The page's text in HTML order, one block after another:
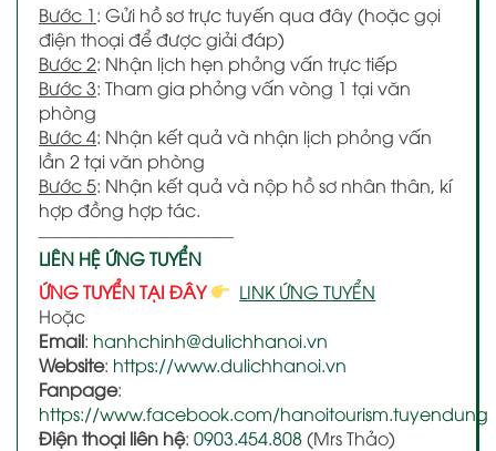
Bước 1: Gửi hồ sơ trực tuyến qua đây (hoặc gọi
điện thoại để được giải đáp)
Bước 2: Nhận lịch hẹn phỏng vấn trực tiếp
Bước 3: Tham gia phỏng vấn vòng 1 tại văn
phòng
Bước 4: Nhận kết quả và nhận lịch phỏng vấn
lần 2 tại văn phòng
Bước 5: Nhận kết quả và nộp hồ sơ nhân thân, kí
hợp đồng hợp tác.
———————————
LIÊN HỆ ỨNG TUYỂN
ỨNG TUYỂN TẠI ĐÂY
LINK ỨNG TUYỂN
Hoặc
Email: hanhchinh@dulichhanoi.vn
Website: https://www.dulichhanoi.vn
Fanpage:
https://www.facebook.com/hanoitourism.tuyendung
Điện thoại liên hệ: 0903.454.808(Mrs Thảo)